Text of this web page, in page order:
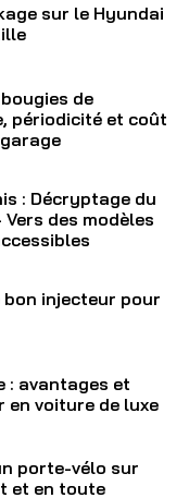
sur le Hyundai
de
périodicité et coût
: Décryptage du
des modèles
injecteur pour
: avantages et
voiture de luxe
porte-vélo sur
et en toute